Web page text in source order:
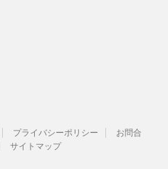
プライバシーポリシー
お問合
サイトマップ